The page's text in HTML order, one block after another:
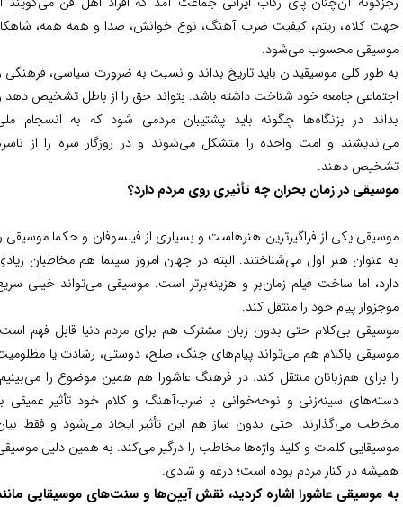
کلام، ریتم، کیفیت ضرب آهنگ، نوع خوانش، صدا و همه همه، شاهکار
محسوب می‌شود.
طور کلی موسیقیدان باید تاریخ بداند و نسبت به ضرورت سیاسی، فرهنگی و
جامعه خود شناخت داشته باشد. بتواند حق را از باطل تشخیص دهد و
در بزنگاه‌ها چگونه باید پشتیبان مردمی شود که به انسجام ملی
و امت واحده را متشکل می‌شوند و در روزگار سره را از ناسره
دهند.
در زمان بحران چه تأثیری روی مردم دارد؟
یکی از فراگیرترین هنرهاست و بسیاری از فیلسوفان و حکما موسیقی را
عنوان هنر اول می‌شناختند. البته در جهان امروز سینما هم مخاطبان زیادی
اما ساخت فیلم زمان‌بر و هزینه‌برتر است. موسیقی می‌تواند خیلی سریع
پیام خود را منتقل کند.
بی‌کلام حتی بدون زبان مشترک هم برای مردم دنیا قابل فهم است.
باکلام هم می‌تواند پیام‌های جنگ، صلح، دوستی، رشادت یا مظلومیت
برای هم‌زبانان منتقل کند.در فرهنگ عاشورا هم همین موضوع را می‌بینیم.
سینه‌زنی و نوحه‌خوانی با ضرب‌آهنگ و کلام خود تأثیر عمیقی بر
می‌گذارند. حتی بدون ساز هم این تأثیر ایجاد می‌شود و فقط بیان
کلمات و کلید واژه‌ها مخاطب را درگیر می‌کند.به همین دلیل موسیقی
در کنار مردم بوده است؛ درغم و شادی.
موسیقی عاشورا اشاره کردید، نقش آیین‌ها و سنت‌های موسیقایی مانند